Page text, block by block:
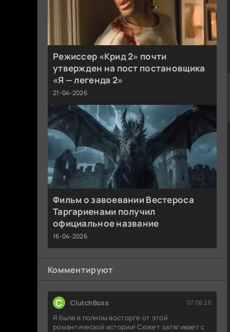
Режиссер «Крид 2» почти
утвержден на пост постановщика
«Я — легенда 2»
21-04-2026
Фильм о завоевании Вестероса
Таргариенами получил
официальное название
16-04-2026
Комментируют
C ClutchBoss 07.08.26
Я была в полном восторге от этой
романтической истории! Сюжет затягивает с